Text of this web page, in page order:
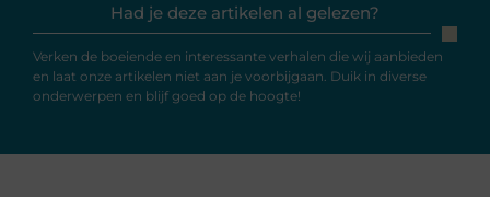
Had je deze artikelen al gelezen?
Verken de boeiende en interessante verhalen die wij aanbieden
en laat onze artikelen niet aan je voorbijgaan. Duik in diverse
onderwerpen en blijf goed op de hoogte!